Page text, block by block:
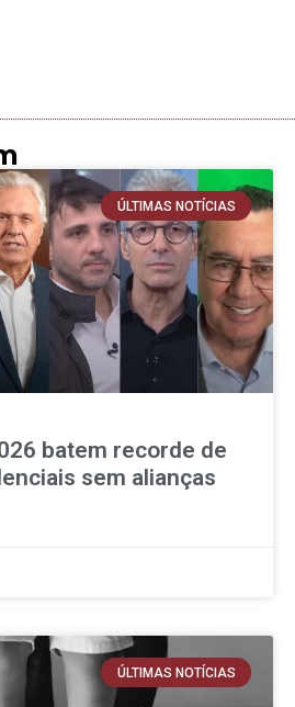
ÚLTIMAS NOTÍCIAS
batem recorde de
sem alianças
ÚLTIMAS NOTÍCIAS